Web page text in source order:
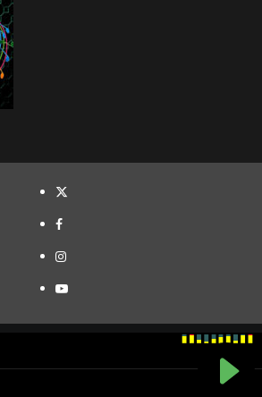
TWITTER
FACEBOOK
INSTAGRAM
YOUTUBE
Todos los derechos reservados.
por AF themes.